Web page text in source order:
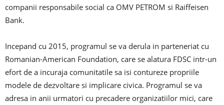
companii responsabile social ca OMV PETROM si Raiffeisen
Bank.
Incepand cu 2015, programul se va derula in parteneriat cu
Romanian-American Foundation, care se alatura FDSC intr-un
efort de a incuraja comunitatile sa isi contureze propriile
modele de dezvoltare si implicare civica. Programul se va
adresa in anii urmatori cu precadere organizatiilor mici, care